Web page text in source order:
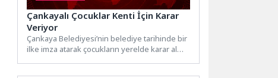
Çankayalı Çocuklar Kenti İçin Karar
Veriyor
Çankaya Belediyesi’nin belediye tarihinde bir
ilke imza atarak çocukların yerelde karar alma